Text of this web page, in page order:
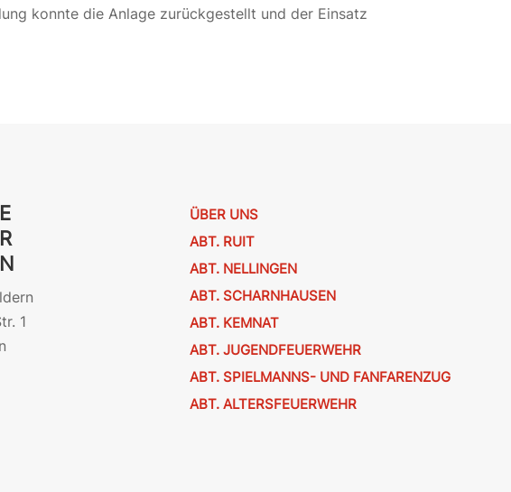
konnte die Anlage zurückgestellt und der Einsatz
1
ÜBER UNS
ABT. RUIT
ABT. NELLINGEN
ABT. SCHARNHAUSEN
ABT. KEMNAT
ABT. JUGENDFEUERWEHR
ABT. SPIELMANNS- UND FANFARENZUG
ABT. ALTERSFEUERWEHR